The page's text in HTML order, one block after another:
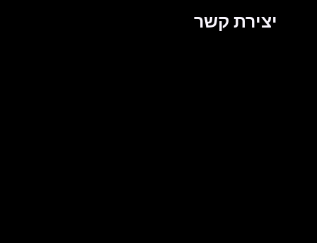
יצירת קשר